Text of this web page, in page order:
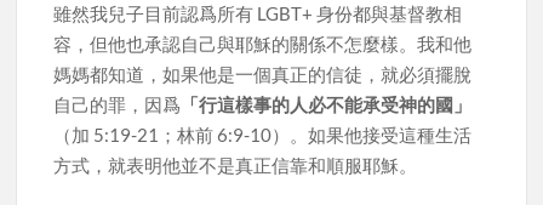
雖然我兒子目前認爲所有 LGBT+ 身份都與基督教相
容，但他也承認自己與耶穌的關係不怎麼樣。我和他
媽媽都知道，如果他是一個真正的信徒，就必須擺脫
自己的罪，因爲 「行這樣事的人必不能承受神的國」
（加 5:19-21；林前 6:9-10）。如果他接受這種生活
方式，就表明他並不是真正信靠和順服耶穌。